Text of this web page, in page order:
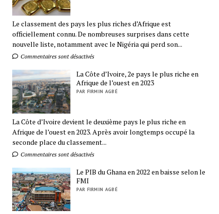
Le classement des pays les plus riches d’Afrique est
officiellement connu. De nombreuses surprises dans cette
nouvelle liste, notamment avec le Nigéria qui perd son...
Commentaires sont désactivés
La Côte d’Ivoire, 2e pays le plus riche en
Afrique de l’ouest en 2023
PAR FIRMIN AGBÉ
La Côte d’Ivoire devient le deuxième pays le plus riche en
Afrique de l’ouest en 2023. Après avoir longtemps occupé la
seconde place du classement...
Commentaires sont désactivés
Le PIB du Ghana en 2022 en baisse selon le
FMI
PAR FIRMIN AGBÉ